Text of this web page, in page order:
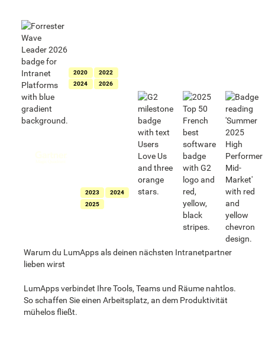
2020
2022
2024
2026
2023
2024
2025
Warum du LumApps als deinen nächsten Intranetpartner
lieben wirst
LumApps verbindet Ihre Tools, Teams und Räume nahtlos.
So schaffen Sie einen Arbeitsplatz, an dem Produktivität
mühelos fließt.